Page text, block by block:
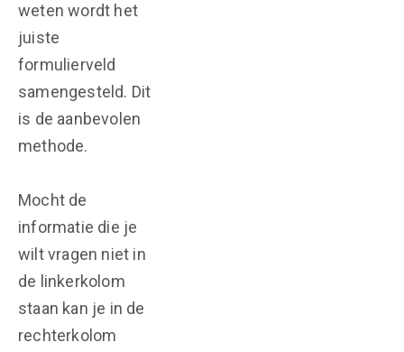
weten wordt het
juiste
formulierveld
samengesteld. Dit
is de aanbevolen
methode.
Mocht de
informatie die je
wilt vragen niet in
de linkerkolom
staan kan je in de
rechterkolom